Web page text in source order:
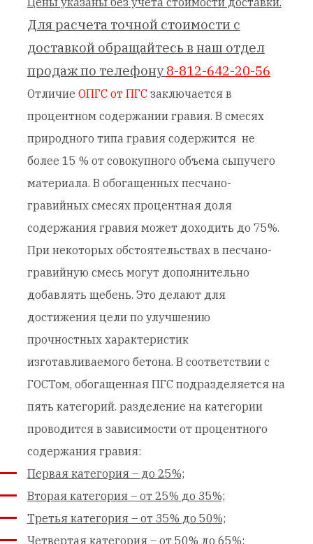
Для расчета точной стоимости с
доставкой обращайтесь в наш отдел
продаж по телефону8-812-642-20-56
Отличие ОПГС от ПГСзаключается в
процентном содержании гравия. В смесях
природного типа гравия содержится не
более 15 % от совокупного объема сыпучего
материала. В обогащенных песчано-
гравийных смесях процентная доля
содержания гравия может доходить до 75%.
При некоторых обстоятельствах в песчано-
гравийную смесь могут дополнительно
добавлять щебень. Это делают для
достижения цели по улучшению
прочностных характеристик
изготавливаемого бетона. В соответствии с
ГОСТом, обогащенная ПГС подразделяется на
пять категорий. разделение на категории
проводится в зависимости от процентного
содержания гравия:
Первая категория – до 25%;
Вторая категория – от 25% до 35%;
Третья категория – от 35% до 50%;
Четвертая категория – от 50% до 65%;